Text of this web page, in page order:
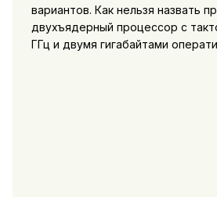
вариантов. Как нельзя назвать
двухъядерный процессор с
ГГц и двумя гигабайтами